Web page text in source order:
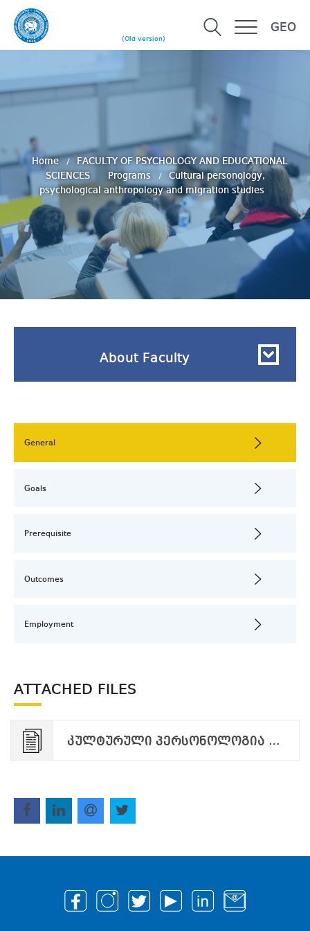
(Old version)
GEO
Home
FACULTY OF PSYCHOLOGY AND EDUCATIONAL
SCIENCES
Programs
Cultural personology,
psychological anthropology and migration studies
About Faculty
General
Goals
Prerequisite
Outcomes
Employment
ATTACHED FILES
კულტურული პერსონოლოგია ფსიქოლოგიური ანთროპოლოგია და მიგრაციის კვლევები.pdf